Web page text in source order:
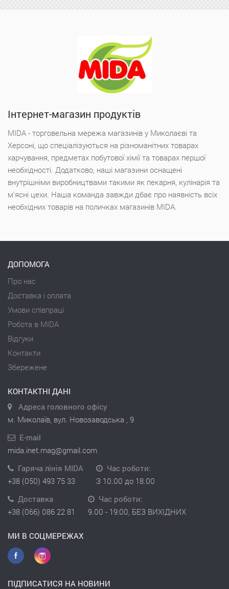
Інтернет-магазин продуктів
MIDA - торговельна мережа магазинів у Миколаєві та
Херсоні, що спеціалізуються на різноманітних товарах
харчування, предметах побутової хімії та товарах першої
необхідності. Додатково, наші магазини оснащені
внутрішніми виробництвами такими як пекарня, кулінарія та
м'ясні цехи. Наша команда завжди дбає про наявність всіх
необхідних товарів на поличках магазинів MIDA.
ДОПОМОГА
Про нас
Доставка і оплата
Умови співпраці
Робота в MIDA
Відгуки
Контакти
Збережене
КОНТАКТНІ ДАНІ
Адреса головного офісу
м. Миколаїв, вул. Новозаводська , 9
E-mail
mida.inet.mag@gmail.com
Гаряча лінія MIDA
+38 (050) 493 75 33
Час роботи:
З 10.00 до 18.00
Доставка
+38 (066) 086 22 81
Час роботи:
9.00 - 19:00, БЕЗ ВИХІДНИХ
МИ В СОЦМЕРЕЖАХ
ПІДПИСАТИСЯ НА НОВИНИ